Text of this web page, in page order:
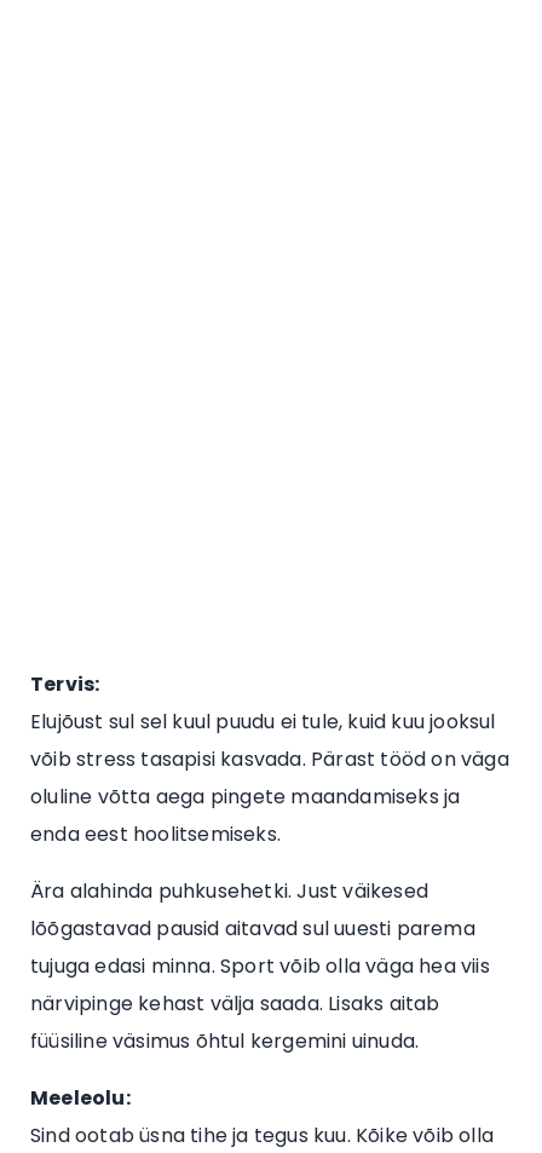
Tervis:
Elujõust sul sel kuul puudu ei tule, kuid kuu jooksul
võib stress tasapisi kasvada. Pärast tööd on väga
oluline võtta aega pingete maandamiseks ja
enda eest hoolitsemiseks.
Ära alahinda puhkusehetki. Just väikesed
lõõgastavad pausid aitavad sul uuesti parema
tujuga edasi minna. Sport võib olla väga hea viis
närvipinge kehast välja saada. Lisaks aitab
füüsiline väsimus õhtul kergemini uinuda.
Meeleolu:
Sind ootab üsna tihe ja tegus kuu. Kõike võib olla